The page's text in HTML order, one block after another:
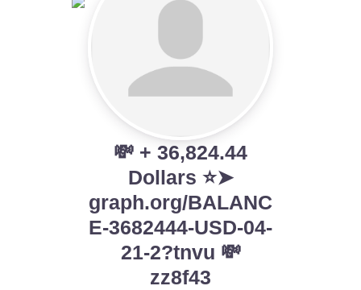
💸 + 36,824.44
Dollars ⭐➤
graph.org/BALANC
E-3682444-USD-04-
21-2?tnvu 💸
zz8f43